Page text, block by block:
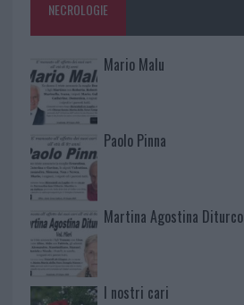
NECROLOGIE
Mario Malu
Paolo Pinna
Martina Agostina Diturco
I nostri cari